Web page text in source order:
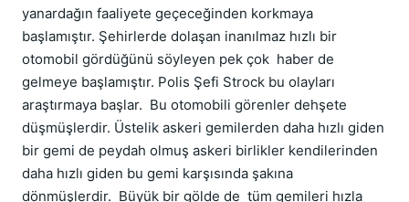
yanardağın faaliyete geçeceğinden korkmaya
başlamıştır. Şehirlerde dolaşan inanılmaz hızlı bir
otomobil gördüğünü söyleyen pek çok haber de
gelmeye başlamıştır. Polis Şefi Strock bu olayları
araştırmaya başlar. Bu otomobili görenler dehşete
düşmüşlerdir. Üstelik askeri gemilerden daha hızlı giden
bir gemi de peydah olmuş askeri birlikler kendilerinden
daha hızlı giden bu gemi karşısında şakına
dönmüşlerdir. Büyük bir gölde de tüm gemileri hızla